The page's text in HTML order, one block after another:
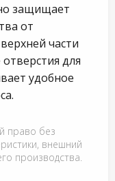
защищает
от
части
для
удобное
право без
внешний
производства.